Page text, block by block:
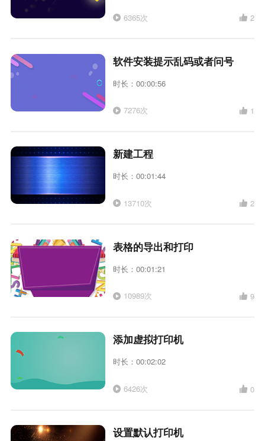
6365次 2
软件安装提示乱码或者问号
时长：00:00:56
7276次 1
新建工程
时长：00:01:44
13710次 2
表格的导出和打印
时长：00:01:21
10989次 9
添加虚拟打印机
时长：00:02:02
6426次 0
设置默认打印机